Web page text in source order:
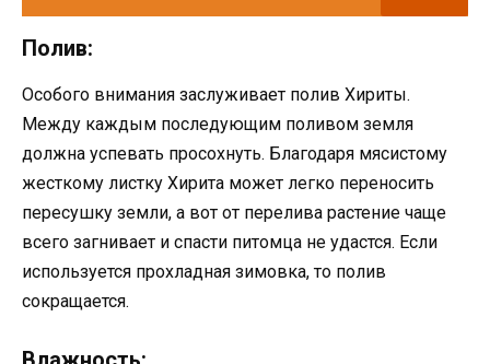
Полив:
Особого внимания заслуживает полив Хириты.
Между каждым последующим поливом земля
должна успевать просохнуть. Благодаря мясистому
жесткому листку Хирита может легко переносить
пересушку земли, а вот от перелива растение чаще
всего загнивает и спасти питомца не удастся. Если
используется прохладная зимовка, то полив
сокращается.